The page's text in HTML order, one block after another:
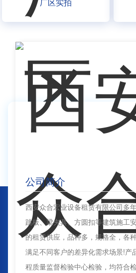
公司简介
西安众合宏业设备租赁有限公司多
跳板、梁夹具、方圆扣等建筑施工
的租赁供应，品种多，规格全，各
满足不同客户的差异化需求场景!产
程质量监督检验中心检验，均符合